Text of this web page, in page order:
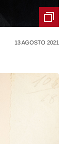
13 AGOSTO 2021